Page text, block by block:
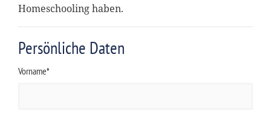
Homeschooling haben.
Persönliche Daten
Vorname*